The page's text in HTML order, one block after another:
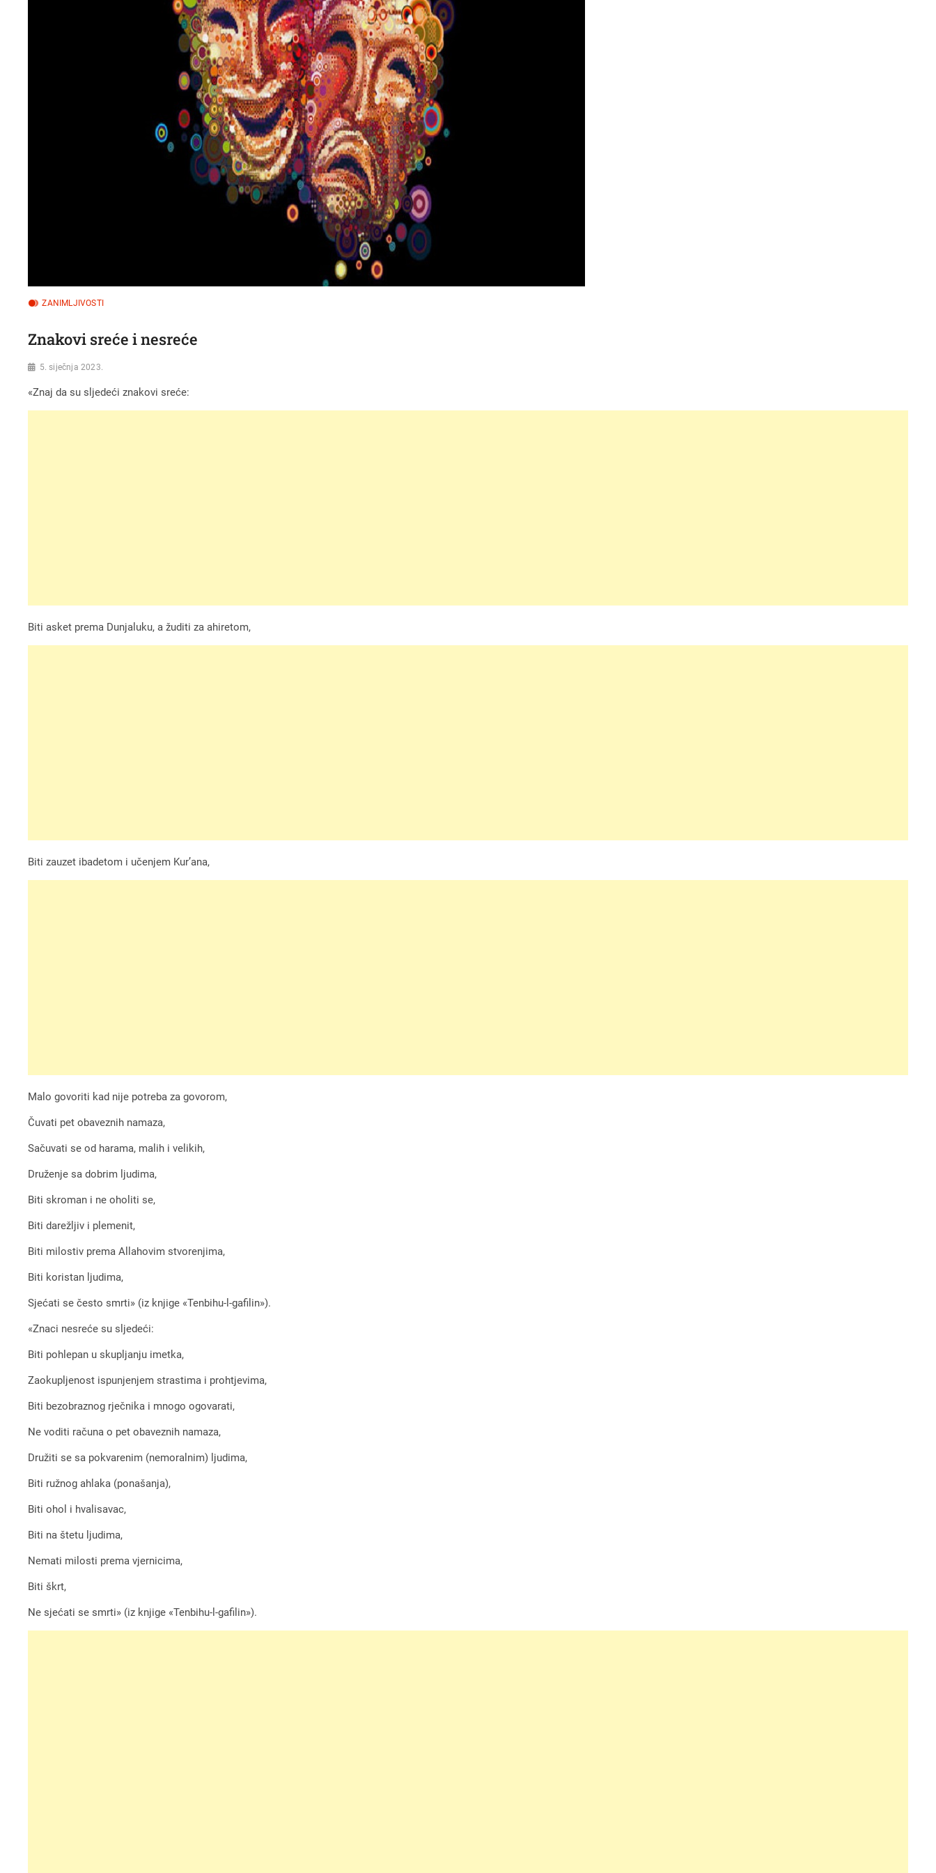
ZANIMLJIVOSTI
Znakovi sreće i nesreće
5. siječnja 2023.
«Znaj da su sljedeći znakovi sreće:
Biti asket prema Dunjaluku, a žuditi za ahiretom,
Biti zauzet ibadetom i učenjem Kur’ana,
Malo govoriti kad nije potreba za govorom,
Čuvati pet obaveznih namaza,
Sačuvati se od harama, malih i velikih,
Druženje sa dobrim ljudima,
Biti skroman i ne oholiti se,
Biti darežljiv i plemenit,
Biti milostiv prema Allahovim stvorenjima,
Biti koristan ljudima,
Sjećati se često smrti» (iz knjige «Tenbihu-l-gafilin»).
«Znaci nesreće su sljedeći:
Biti pohlepan u skupljanju imetka,
Zaokupljenost ispunjenjem strastima i prohtjevima,
Biti bezobraznog rječnika i mnogo ogovarati,
Ne voditi računa o pet obaveznih namaza,
Družiti se sa pokvarenim (nemoralnim) ljudima,
Biti ružnog ahlaka (ponašanja),
Biti ohol i hvalisavac,
Biti na štetu ljudima,
Nemati milosti prema vjernicima,
Biti škrt,
Ne sjećati se smrti» (iz knjige «Tenbihu-l-gafilin»).